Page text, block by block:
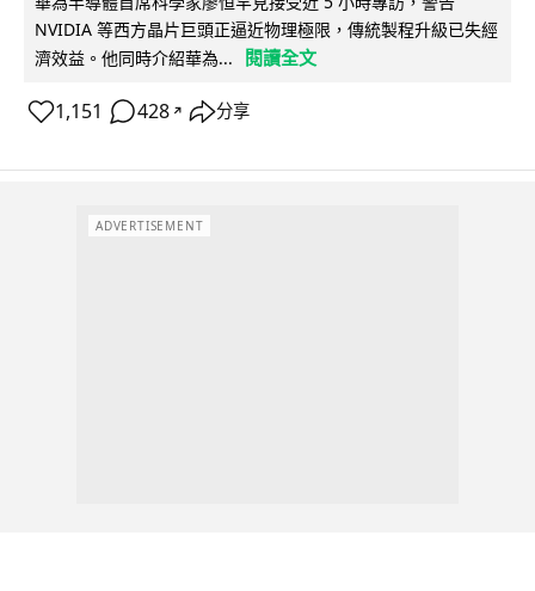
NVIDIA 等西方晶片巨頭正逼近物理極限，傳統製程升級已失經
濟效益。他同時介紹華為...
閱讀全文
1,151 428 ↗ 分享
ADVERTISEMENT